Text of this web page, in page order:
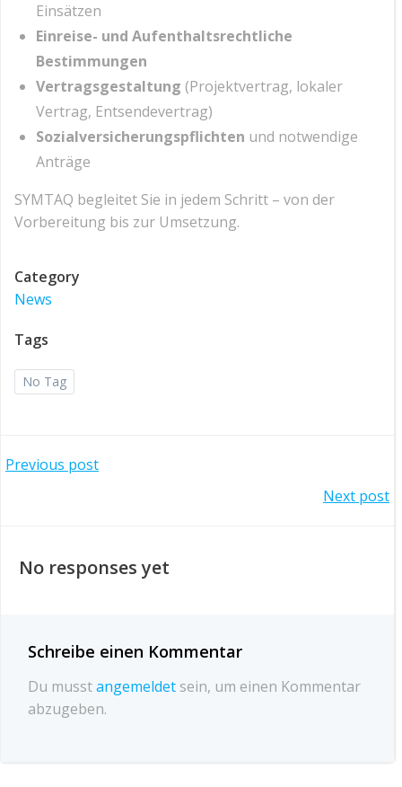
Einsätzen
Einreise- und Aufenthaltsrechtliche
Bestimmungen
Vertragsgestaltung (Projektvertrag, lokaler
Vertrag, Entsendevertrag)
Sozialversicherungspflichten und notwendige
Anträge
SYMTAQ begleitet Sie in jedem Schritt – von der
Vorbereitung bis zur Umsetzung.
Category
News
Tags
No Tag
Post
Previous post
navigation
Next post
No responses yet
Schreibe einen Kommentar
Du musstangemeldet sein, um einen Kommentar
abzugeben.